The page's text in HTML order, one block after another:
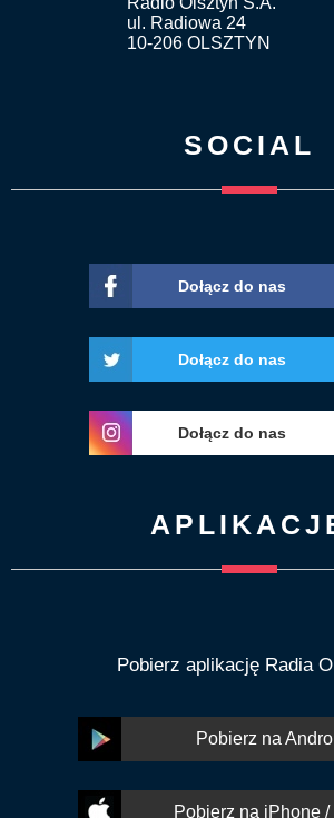
ul. Radiowa 24
10-206 OLSZTYN
SOCIAL
Dołącz do nas
Dołącz do nas
Dołącz do nas
Pobierz aplikację Radia
Pobierz na
Pobierz na iPhone /